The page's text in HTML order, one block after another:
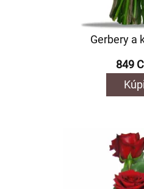
Gerbery a
849